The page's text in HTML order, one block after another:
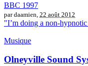
BBC 1997
par daamien, 22 août 2012
"I’m doing a non-hypnotic
Musique
Olneyville Sound